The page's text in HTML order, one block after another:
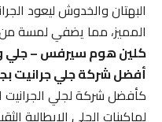
البهتان والخدوش ليعود
المميز، مما يضفي لمسة من
كلين هوم سيرفس – جلي
أفضل شركة جلي جرانيت بجدة
كأفضل شركة لجلي الجرانيت
لماكينات الجلي الإيطالية